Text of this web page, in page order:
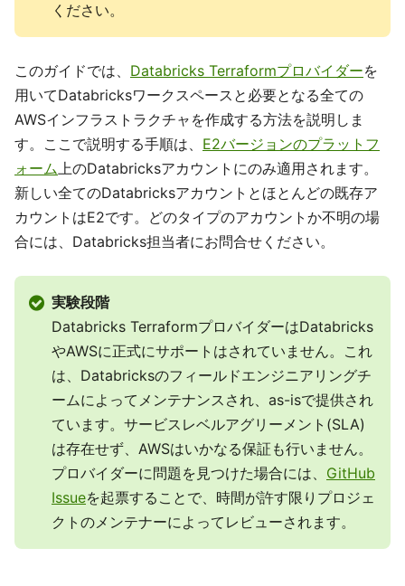
ください。
このガイドでは、 Databricks Terraformプロバイダーを
用いてDatabricksワークスペースと必要となる全ての
AWSインフラストラクチャを作成する方法を説明しま
す。ここで説明する手順は、 E2バージョンのプラットフ
ォーム上のDatabricksアカウントにのみ適用されます。
新しい全てのDatabricksアカウントとほとんどの既存ア
カウントはE2です。どのタイプのアカウントか不明の場
合には、Databricks担当者にお問合せください。
実験段階
Databricks TerraformプロバイダーはDatabricks
やAWSに正式にサポートはされていません。これ
は、Databricksのフィールドエンジニアリングチ
ームによってメンテナンスされ、as-isで提供され
ています。サービスレベルアグリーメント(SLA)
は存在せず、AWSはいかなる保証も行いません。
プロバイダーに問題を見つけた場合には、 GitHub
Issueを起票することで、時間が許す限りプロジェ
クトのメンテナーによってレビューされます。